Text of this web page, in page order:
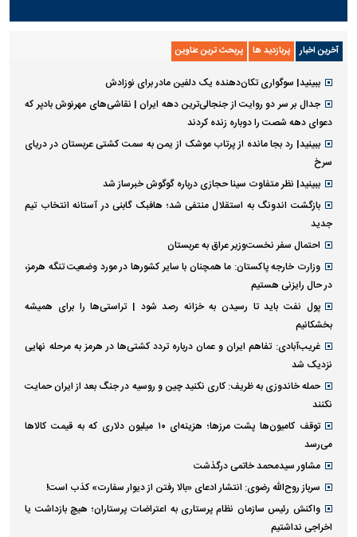
آخرین اخبار پربازدید ها پربحث ترین عناوین
ببینید| سوگواری تکان‌دهنده یک دلفین مادر برای نوزادش
جدال بر سر دو روایت از جنجالی‌ترین دهه ایران | نقاشی‌های مهرنوش بادپر که
دعوای دهه شصت را دوباره زنده کردند
ببینید| رد بجا مانده از پرتاب موشک از یمن به سمت کشتی عربستان در دریای
سرخ
ببینید| نظر متفاوت سینا حجازی درباره گوگوش خبرساز شد
بازگشت اندونگ به استقلال منتفی شد؛ هافبک گابنی در آستانه انتخاب تیم
جدید
احتمال سفر نخست‌وزیر عراق به عربستان
وزارت خارجه پاکستان: ما همچنان با سایر کشور‌ها در مورد وضعیت تنگه هرمز،
در حال رایزنی هستیم
پول نفت باید تا رسیدن به خزانه رصد شود | تراستی‌ها را برای همیشه
بخشکانیم
غریب‌آبادی: تفاهم ایران و عمان درباره تردد کشتی‌ها در هرمز به مرحله نهایی
نزدیک شد
حمله خاندوزی به ظریف: کاری نکنید چین و روسیه در جنگ بعد از ایران حمایت
نکنند
توقف کامیون‌ها پشت مرزها؛ هزینه‌ای ۱۰ میلیون دلاری که به قیمت کالاها
می‌رسد
مشاور سیدمحمد خاتمی درگذشت
سرباز روح‌الله رضوی: انتشار ادعای «بالا رفتن از دیوار سفارت» کذب است!
واکنش رئیس سازمان نظام پرستاری به اعتراضات پرستاران؛ هیچ بازداشت یا
اخراجی نداشتیم